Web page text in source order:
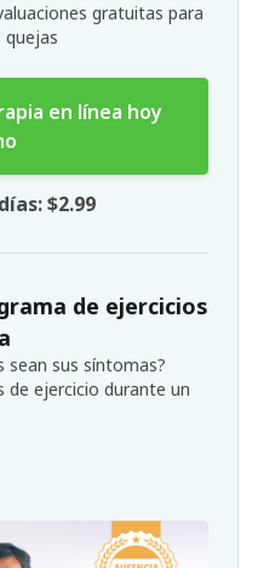
gratuitas para
quejas
en línea hoy
$2.99
de ejercicios
sean sus síntomas?
de ejercicio durante un